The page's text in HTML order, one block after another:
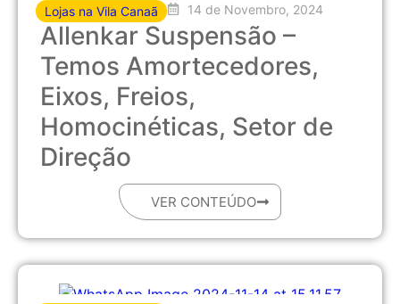
Lojas na Vila Canaã 14 de Novembro, 2024
Allenkar Suspensão –
Temos Amortecedores,
Eixos, Freios,
Homocinéticas, Setor de
Direção
VER CONTEÚDO